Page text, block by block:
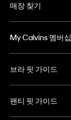
매장 찾기
My Calvins 멤버십
브라 핏 가이드
팬티 핏 가이드